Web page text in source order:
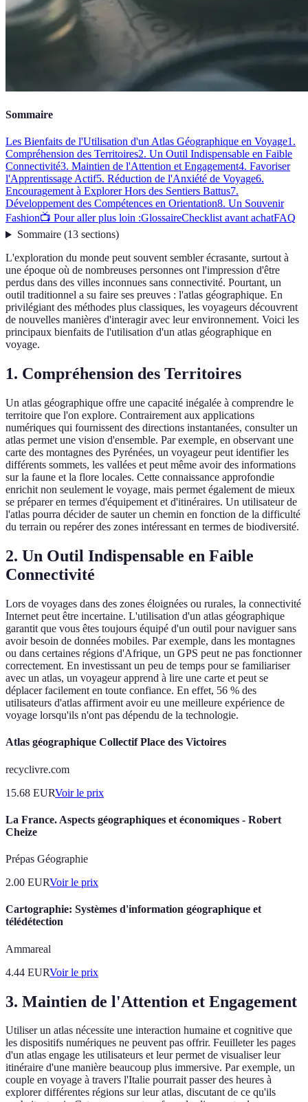
Sommaire
Les Bienfaits de l'Utilisation d'un Atlas Géographique en Voyage1.
Compréhension des Territoires2. Un Outil Indispensable en Faible
Connectivité3. Maintien de l'Attention et Engagement4. Favoriser
l'Apprentissage Actif5. Réduction de l'Anxiété de Voyage6.
Encouragement à Explorer Hors des Sentiers Battus7.
Développement des Compétences en Orientation8. Un Souvenir
Fashion📺 Pour aller plus loin :GlossaireChecklist avant achatFAQ
Sommaire(13 sections)
L'exploration du monde peut souvent sembler écrasante, surtout à
une époque où de nombreuses personnes ont l'impression d'être
perdus dans des villes inconnues sans connectivité. Pourtant, un
outil traditionnel a su faire ses preuves : l'atlas géographique. En
privilégiant des méthodes plus classiques, les voyageurs découvrent
de nouvelles manières d'interagir avec leur environnement. Voici les
principaux bienfaits de l'utilisation d'un atlas géographique en
voyage.
1. Compréhension des Territoires
Un atlas géographique offre une capacité inégalée à comprendre le
territoire que l'on explore. Contrairement aux applications
numériques qui fournissent des directions instantanées, consulter un
atlas permet une vision d'ensemble. Par exemple, en observant une
carte des montagnes des Pyrénées, un voyageur peut identifier les
différents sommets, les vallées et peut même avoir des informations
sur la faune et la flore locales. Cette connaissance approfondie
enrichit non seulement le voyage, mais permet également de mieux
se préparer en termes d'équipement et d'itinéraires. Un utilisateur de
l'atlas pourra décider de sauter un chemin en fonction de la difficulté
du terrain ou repérer des zones intéressant en termes de biodiversité.
2. Un Outil Indispensable en Faible
Connectivité
Lors de voyages dans des zones éloignées ou rurales, la connectivité
Internet peut être incertaine. L'utilisation d'un atlas géographique
garantit que vous êtes toujours équipé d'un outil pour naviguer sans
avoir besoin de données mobiles. Par exemple, dans les montagnes
ou dans certaines régions d'Afrique, un GPS peut ne pas fonctionner
correctement. En investissant un peu de temps pour se familiariser
avec un atlas, un voyageur apprend à lire une carte et peut se
déplacer facilement en toute confiance. En effet, 56 % des
utilisateurs d'atlas affirment avoir eu une meilleure expérience de
voyage lorsqu'ils n'ont pas dépendu de la technologie.
Atlas géographique Collectif Place des Victoires
recyclivre.com
15.68 EURVoir le prix
La France. Aspects géographiques et économiques - Robert
Cheize
Prépas Géographie
2.00 EURVoir le prix
Cartographie: Systèmes d'information géographique et
télédétection
Ammareal
4.44 EURVoir le prix
3. Maintien de l'Attention et Engagement
Utiliser un atlas nécessite une interaction humaine et cognitive que
les dispositifs numériques ne peuvent pas offrir. Feuilleter les pages
d'un atlas engage les utilisateurs et leur permet de visualiser leur
itinéraire d'une manière beaucoup plus immersive. Par exemple, un
couple en voyage à travers l'Italie pourrait passer des heures à
explorer différentes régions sur leur atlas, discutant de ce qu'ils